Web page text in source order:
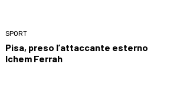
SPORT
Pisa, preso l’attaccante esterno
Ichem Ferrah